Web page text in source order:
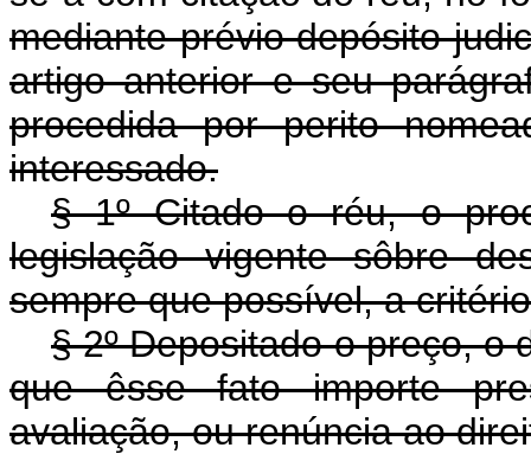
mediante prévio depósito
artigo anterior e seu
procedida por perito
interessado.
§ 1º Citado o réu, o
legislação vigente sôbre
sempre que possível, a
§ 2º Depositado o preço, o
que êsse fato importe
avaliação, ou renúncia ao